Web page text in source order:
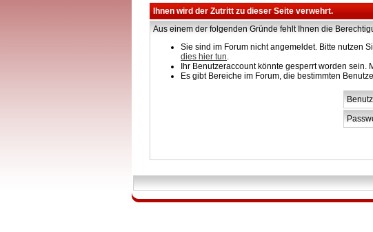
Ihnen wird der Zutritt zu dieser Seite verwehrt.
Aus einem der folgenden Gründe fehlt Ihnen die
Sie sind im Forum nicht angemeldet. Bitte nutzen
dies hier tun.
Ihr Benutzeraccount könnte gesperrt worden
Es gibt Bereiche im Forum, die bestimmten